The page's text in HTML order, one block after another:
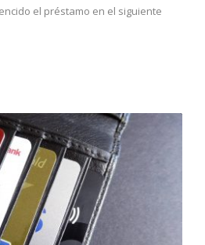
el préstamo en el siguiente